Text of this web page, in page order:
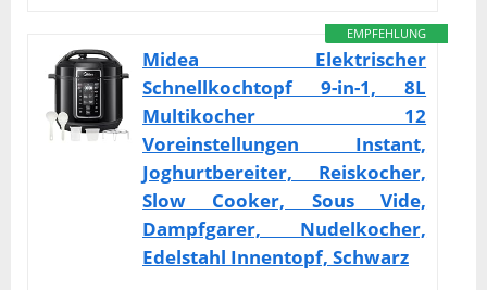
EMPFEHLUNG
Midea Elektrischer
Schnellkochtopf 9-in-1, 8L
Multikocher 12
Voreinstellungen Instant,
Joghurtbereiter, Reiskocher,
Slow Cooker, Sous Vide,
Dampfgarer, Nudelkocher,
Edelstahl Innentopf, Schwarz